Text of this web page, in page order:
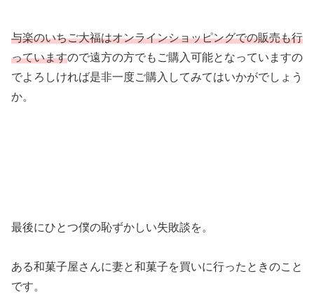
与楽のいちご大福はオンラインショッピングでの販売も行
っていますので遠方の方でもご購入可能となっていますの
でよろしければ是非一度ご購入してみてはいかがでしょう
か。
最後にひとつ僕の恥ずかしい失敗談を。
ある和菓子屋さんに妻と和菓子を買いに行ったときのこと
です。